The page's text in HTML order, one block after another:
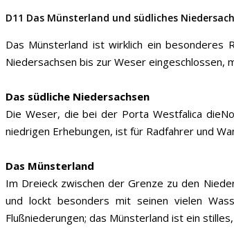
D11 Das Münsterland und südliches
Das Münsterland ist wirklich ein
Niedersachsen bis zur Weser eingeschlossen,
Das südliche Niedersachsen
Die Weser, die bei der Porta Westfalica
niedrigen Erhebungen, ist für Radfahrer und
Das Münsterland
Im Dreieck zwischen der Grenze zu den
und lockt besonders mit seinen vielen
Flußniederungen; das Münsterland ist ein